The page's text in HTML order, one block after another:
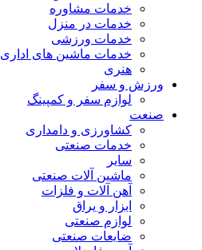
خدمات مشاوره
خدمات در منزل
خدمات ورزشی
خدمات ماشین های اداری
هنری
ورزش و سفر
لوازم سفر و کمپینگ
صنعت
کشاورزی و دامداری
خدمات صنعتی
سایر
ماشین آلات صنعتی
آهن آلات و فلزات
ابزار و یراق
لوازم صنعتی
ضایعات صنعتی